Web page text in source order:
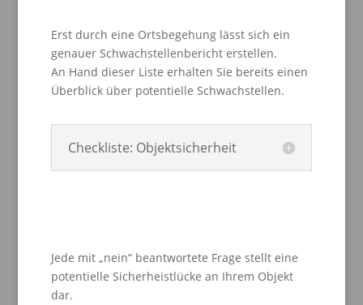
Erst durch eine Ortsbegehung lässt sich ein
genauer Schwachstellenbericht erstellen.
An Hand dieser Liste erhalten Sie bereits einen
Überblick über potentielle Schwachstellen.
Checkliste: Objektsicherheit
Jede mit „nein“ beantwortete Frage stellt eine
potentielle Sicherheistlücke an Ihrem Objekt
dar.